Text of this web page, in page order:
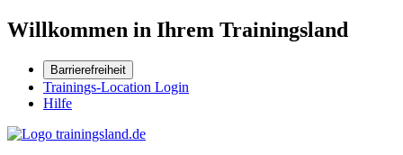
Willkommen in Ihrem Trainingsland
Barrierefreiheit
Trainings-Location Login
Hilfe